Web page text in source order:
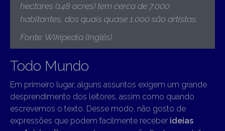
hectares (148 acres) tem cerca de 7.000
habitantes, dos quais quase 1.000 são artistas.
Fonte: Wikipedia (Inglês)
Todo Mundo
Em primeiro lugar, alguns assuntos exigem um grande
desprendimento dos leitores, assim como quando
escrevemos o texto. Desse modo, não gosto de
expressões que podem facilmente receber ideias